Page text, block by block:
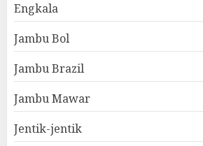
Engkala
Jambu Bol
Jambu Brazil
Jambu Mawar
Jentik-jentik